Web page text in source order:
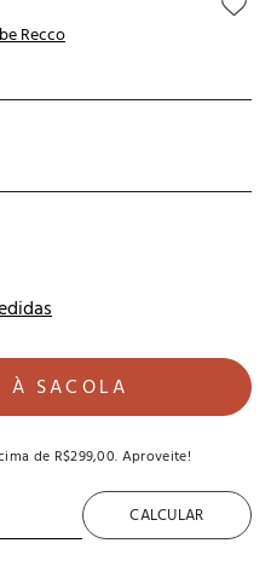
Recco
SACOLA
de R$299,00. Aproveite!
CALCULAR